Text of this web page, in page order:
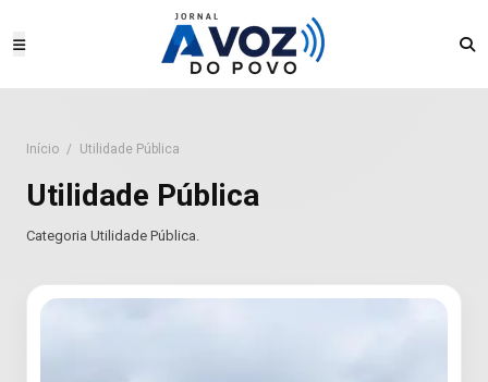
Início / Utilidade Pública
Utilidade Pública
Categoria Utilidade Pública.